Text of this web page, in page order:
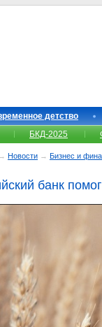
детство
БКД-2025
→ Новости → Бизнес и
банк